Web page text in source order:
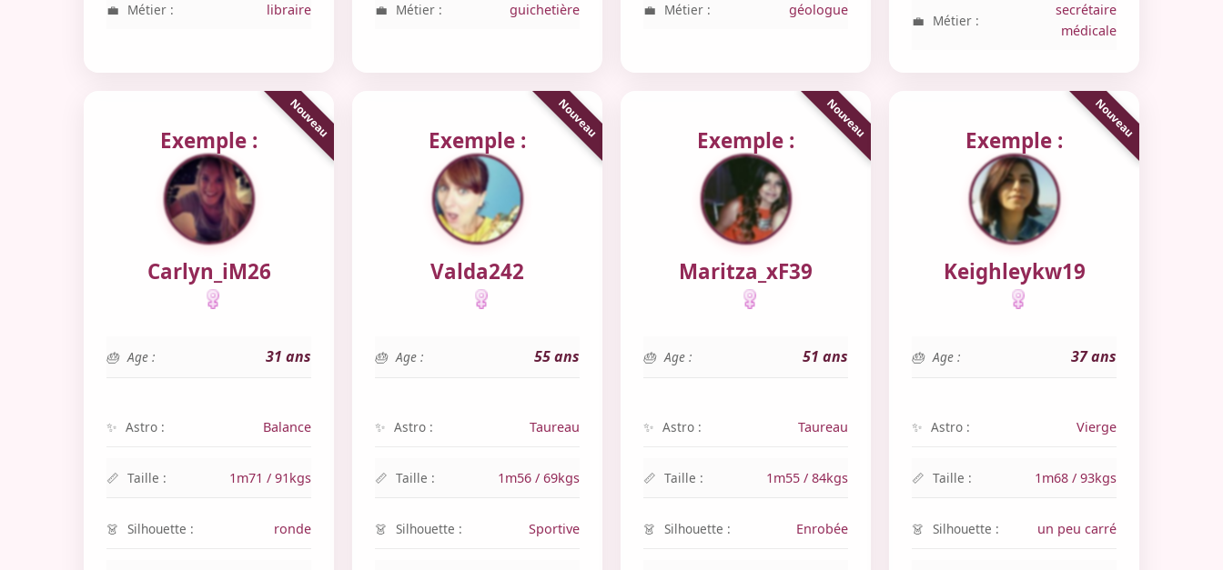
Métier : libraire Métier : guichetière Métier : géologue
Métier :
secrétaire
médicale
Exemple :
Carlyn_iM26
Age : 31 ans
Astro : Balance
Taille : 1m71 / 91kgs
Silhouette : ronde
Exemple :
Valda242
Age : 55 ans
Astro : Taureau
Taille : 1m56 / 69kgs
Silhouette : Sportive
Exemple :
Maritza_xF39
Age : 51 ans
Astro : Taureau
Taille : 1m55 / 84kgs
Silhouette : Enrobée
Exemple :
Keighleykw19
Age : 37 ans
Astro : Vierge
Taille : 1m68 / 93kgs
Silhouette : un peu carré